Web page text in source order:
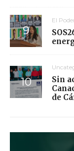
El
Sin
de